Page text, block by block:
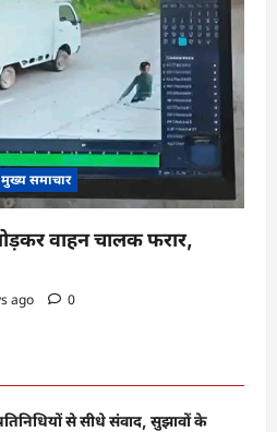
मुख्य समाचार
वाहन चालक फरार,
ago 0
से सीधे संवाद, सुझावों के